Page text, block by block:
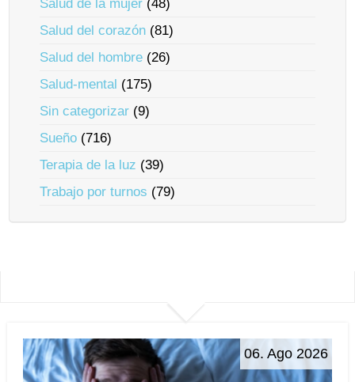
Salud de la mujer (48)
Salud del corazón (81)
Salud del hombre (26)
Salud-mental (175)
Sin categorizar (9)
Sueño (716)
Terapia de la luz (39)
Trabajo por turnos (79)
06. Ago 2026